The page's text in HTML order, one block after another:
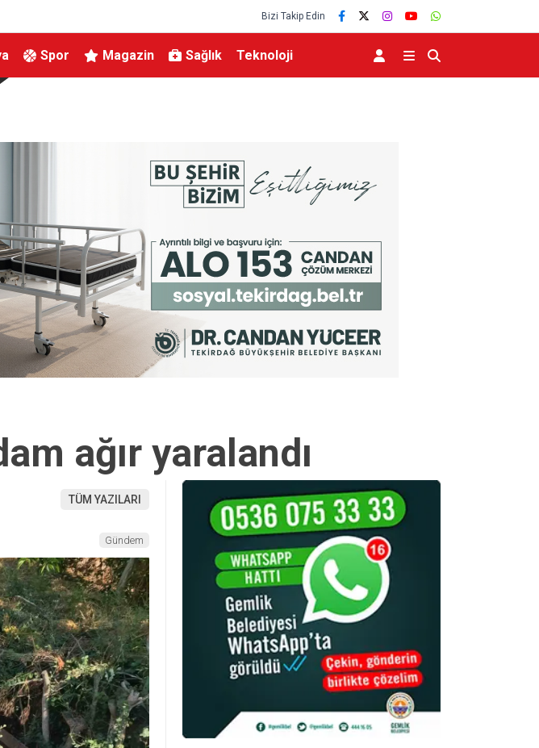
Bizi Takip Edin
Spor Magazin Sağlık Teknoloji
gözyaşlarıyla toprağa verildi
ağır yaralandı
TÜM YAZILARI
Gündem